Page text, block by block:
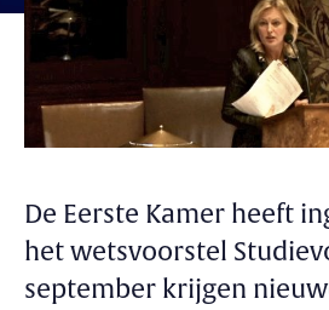
De Eerste Kamer heeft
het wetsvoorstel
september krijgen